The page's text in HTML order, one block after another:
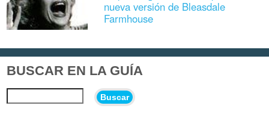
nueva versión de Bleasdale
Farmhouse
BUSCAR EN LA GUÍA
Buscar